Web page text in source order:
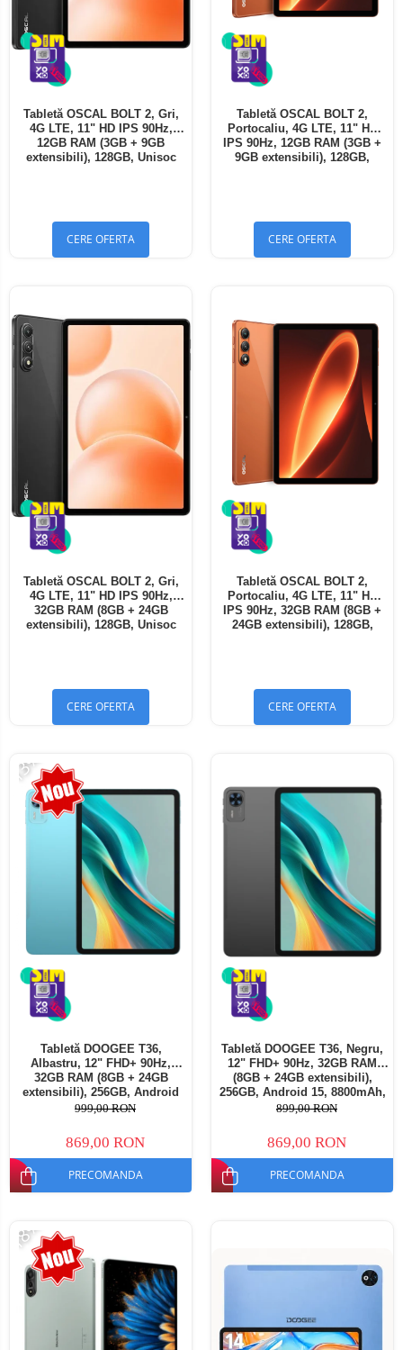
Tabletă OSCAL BOLT 2, Gri,
4G LTE, 11" HD IPS 90Hz,
12GB RAM (3GB + 9GB
extensibili), 128GB, Unisoc
CERE OFERTA
Tabletă OSCAL BOLT 2,
Portocaliu, 4G LTE, 11" HD
IPS 90Hz, 12GB RAM (3GB +
9GB extensibili), 128GB,
CERE OFERTA
Tabletă OSCAL BOLT 2, Gri,
4G LTE, 11" HD IPS 90Hz,
32GB RAM (8GB + 24GB
extensibili), 128GB, Unisoc
CERE OFERTA
Tabletă OSCAL BOLT 2,
Portocaliu, 4G LTE, 11" HD
IPS 90Hz, 32GB RAM (8GB +
24GB extensibili), 128GB,
CERE OFERTA
-13%
Tabletă DOOGEE T36,
Albastru, 12" FHD+ 90Hz,
32GB RAM (8GB + 24GB
extensibili), 256GB, Android
15, 8800mAh, Dual SIM
999,00 RON
869,00 RON
PRECOMANDA
Tabletă DOOGEE T36, Negru,
12" FHD+ 90Hz, 32GB RAM
(8GB + 24GB extensibili),
256GB, Android 15, 8800mAh,
Dual SIM
899,00 RON
869,00 RON
PRECOMANDA
-18%